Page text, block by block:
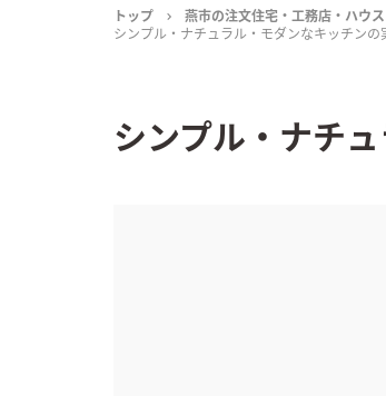
トップ
燕市の注文住宅・工務店・ハウ
シンプル・ナチュラル・モダンなキッチンの
シンプル・ナチ